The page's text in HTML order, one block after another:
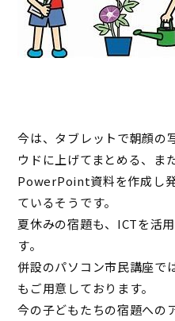
今は、タブレットで朝顔の
ウドに上げてまとめる、ま
PowerPoint資料を作成し
ているそうです。
夏休みの宿題も、ICTを活
す。
併設のパソコン市民講座で
もご用意しております。
今の子どもたちの宿題への